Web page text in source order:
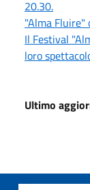
20.30.
"Alma Fluire"
Il Festival
loro
Ultimo